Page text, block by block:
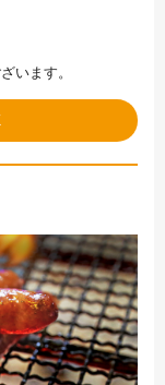
います。